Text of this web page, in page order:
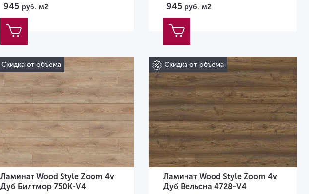
945 руб. м2 945 руб. м2
Скидка от объема
Ламинат Wood Style Zoom 4v
Дуб Билтмор 750K-V4
Скидка от объема
Ламинат Wood Style Zoom 4v
Дуб Вельсна 4728-V4